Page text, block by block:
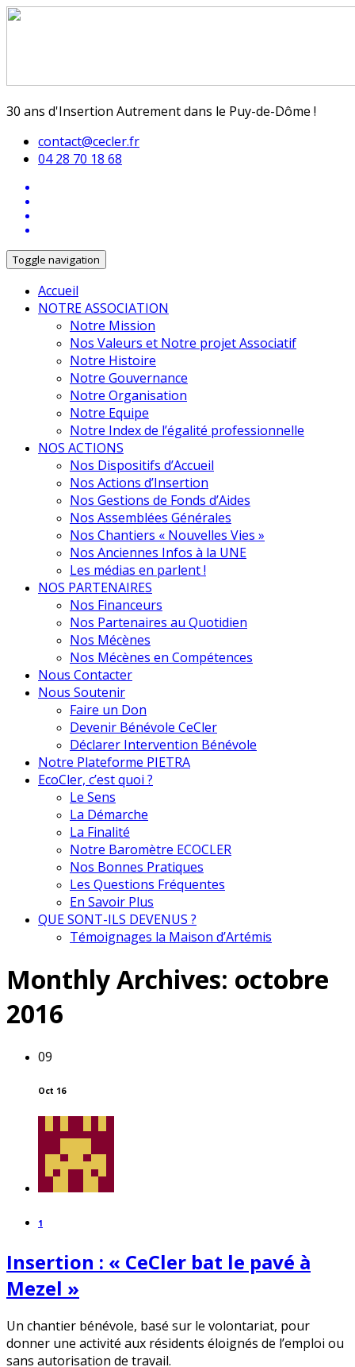
30 ans d'Insertion Autrement dans le Puy-de-Dôme !
contact@cecler.fr
04 28 70 18 68
Toggle navigation
Accueil
NOTRE ASSOCIATION
Notre Mission
Nos Valeurs et Notre projet Associatif
Notre Histoire
Notre Gouvernance
Notre Organisation
Notre Equipe
Notre Index de l’égalité professionnelle
NOS ACTIONS
Nos Dispositifs d’Accueil
Nos Actions d’Insertion
Nos Gestions de Fonds d’Aides
Nos Assemblées Générales
Nos Chantiers « Nouvelles Vies »
Nos Anciennes Infos à la UNE
Les médias en parlent !
NOS PARTENAIRES
Nos Financeurs
Nos Partenaires au Quotidien
Nos Mécènes
Nos Mécènes en Compétences
Nous Contacter
Nous Soutenir
Faire un Don
Devenir Bénévole CeCler
Déclarer Intervention Bénévole
Notre Plateforme PIETRA
EcoCler, c’est quoi ?
Le Sens
La Démarche
La Finalité
Notre Baromètre ECOCLER
Nos Bonnes Pratiques
Les Questions Fréquentes
En Savoir Plus
QUE SONT-ILS DEVENUS ?
Témoignages la Maison d’Artémis
Monthly Archives: octobre
2016
09
Oct 16
1
Insertion : « CeCler bat le pavé à
Mezel »
Un chantier bénévole, basé sur le volontariat, pour
donner une activité aux résidents éloignés de l’emploi ou
sans autorisation de travail.